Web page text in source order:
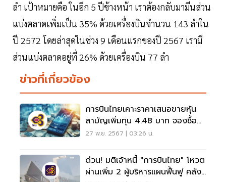
ลำ เป้าหมายคือ ในอีก 5 ปีข้างหน้า เราต้องกลับมามีนส่วน
แบ่งตลาดเพิ่มเป็น 35% ด้วยเครื่องบินจำนวน 143 ลำใน
ปี 2572 โดยล่าสุดในช่วง 9 เดือนแรกของปี 2567 เรามี
ส่วนแบ่งตลาดอยู่ที่ 26% ด้วยเครื่องบิน 77 ลำ
ข่าวที่เกี่ยวข้อง
การบินไทยเคาะราคาเสนอขายหุ้น
สามัญเพิ่มทุน 4.48 บาท จองซื้อ
6-12 ธ.ค.นี้
27 พ.ย. 2567 | 03:26 น.
ด่วน! มติเจ้าหนี้ "การบินไทย" โหวต
ผ่านเพิ่ม 2 ผู้บริหารแผนฟื้นฟู คลัง-